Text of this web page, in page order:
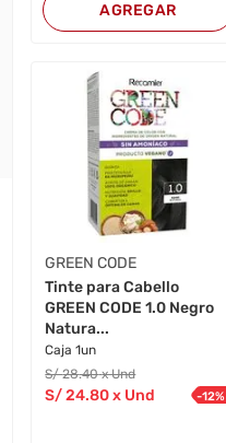
AGREGAR
GREEN CODE
Tinte para Cabello
GREEN CODE 1.0 Negro
Natura...
Caja 1un
S/28.40 x Und
S/24.80x Und -12%